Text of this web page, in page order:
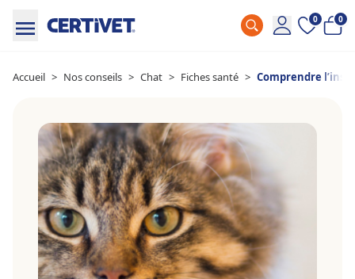
0 0
Accueil > Nos conseils > Chat > Fiches santé > Comprendre